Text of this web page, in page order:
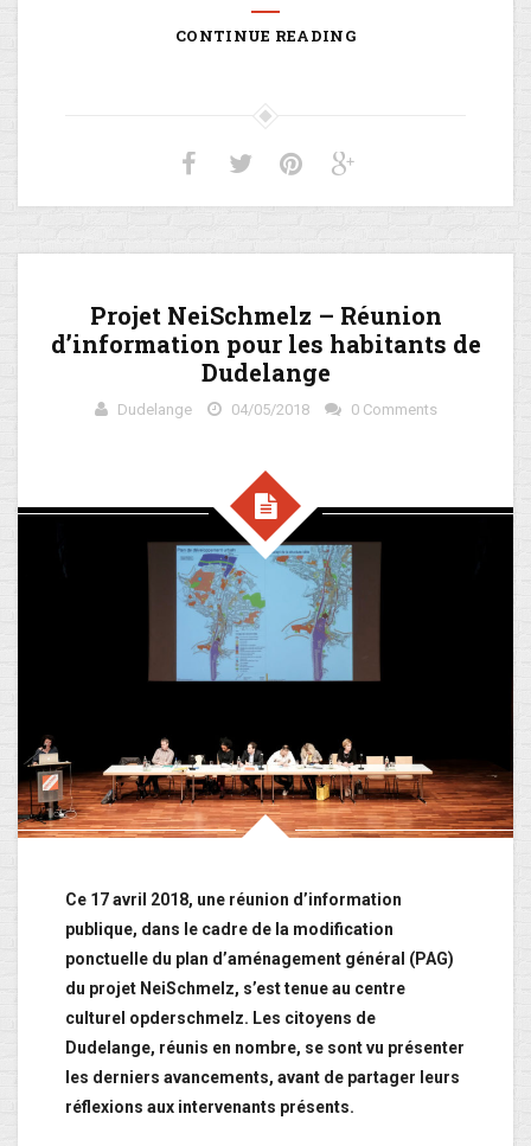
CONTINUE READING
Projet NeiSchmelz – Réunion
d’information pour les habitants de
Dudelange
Dudelange 04/05/2018 0 Comments
Ce 17 avril 2018, une réunion d’information
publique, dans le cadre de la modification
ponctuelle du plan d’aménagement général (PAG)
du projet NeiSchmelz, s’est tenue au centre
culturel opderschmelz. Les citoyens de
Dudelange, réunis en nombre, se sont vu présenter
les derniers avancements, avant de partager leurs
réflexions aux intervenants présents.